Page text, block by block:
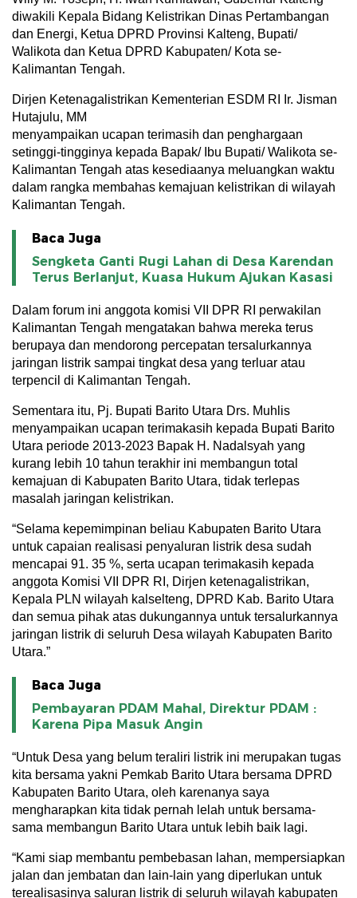
diwakili Kepala Bidang Kelistrikan Dinas Pertambangan
dan Energi, Ketua DPRD Provinsi Kalteng, Bupati/
Walikota dan Ketua DPRD Kabupaten/ Kota se-
Kalimantan Tengah.
Dirjen Ketenagalistrikan Kementerian ESDM RI Ir. Jisman
Hutajulu, MM
menyampaikan ucapan terimasih dan penghargaan
setinggi-tingginya kepada Bapak/ Ibu Bupati/ Walikota se-
Kalimantan Tengah atas kesediaanya meluangkan waktu
dalam rangka membahas kemajuan kelistrikan di wilayah
Kalimantan Tengah.
Baca Juga
Sengketa Ganti Rugi Lahan di Desa Karendan
Terus Berlanjut, Kuasa Hukum Ajukan Kasasi
Dalam forum ini anggota komisi VII DPR RI perwakilan
Kalimantan Tengah mengatakan bahwa mereka terus
berupaya dan mendorong percepatan tersalurkannya
jaringan listrik sampai tingkat desa yang terluar atau
terpencil di Kalimantan Tengah.
Sementara itu, Pj. Bupati Barito Utara Drs. Muhlis
menyampaikan ucapan terimakasih kepada Bupati Barito
Utara periode 2013-2023 Bapak H. Nadalsyah yang
kurang lebih 10 tahun terakhir ini membangun total
kemajuan di Kabupaten Barito Utara, tidak terlepas
masalah jaringan kelistrikan.
“Selama kepemimpinan beliau Kabupaten Barito Utara
untuk capaian realisasi penyaluran listrik desa sudah
mencapai 91. 35 %, serta ucapan terimakasih kepada
anggota Komisi VII DPR RI, Dirjen ketenagalistrikan,
Kepala PLN wilayah kalselteng, DPRD Kab. Barito Utara
dan semua pihak atas dukungannya untuk tersalurkannya
jaringan listrik di seluruh Desa wilayah Kabupaten Barito
Utara.”
Baca Juga
Pembayaran PDAM Mahal, Direktur PDAM :
Karena Pipa Masuk Angin
“Untuk Desa yang belum teraliri listrik ini merupakan tugas
kita bersama yakni Pemkab Barito Utara bersama DPRD
Kabupaten Barito Utara, oleh karenanya saya
mengharapkan kita tidak pernah lelah untuk bersama-
sama membangun Barito Utara untuk lebih baik lagi.
“Kami siap membantu pembebasan lahan, mempersiapkan
jalan dan jembatan dan lain-lain yang diperlukan untuk
terealisasinya saluran listrik di seluruh wilayah kabupaten